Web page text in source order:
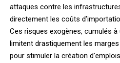
attaques contre les
directement les coûts
Ces risques exogènes, cumulés
limitent drastiquement les
pour stimuler la création